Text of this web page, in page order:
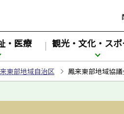
・医療 観光・文化・ス
東部地域自治区 鳳来東部地域協